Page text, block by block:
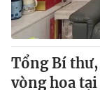
® Cấm sao chép
thuận bằng văn
thông tin từ
Tổng Bí
vòng hoa